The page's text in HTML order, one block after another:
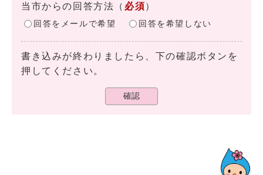
当市からの回答方法 （ 必須）
回答をメールで希望 回答を希望しない
書き込みが終わりましたら、下の確認ボタンを
押してください。
確認